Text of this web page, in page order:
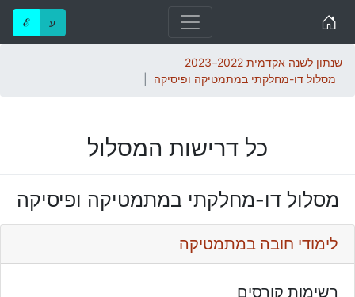
ℰ ע
שנתון לשנה אקדמית 2022–2023
מסלול דו-מחלקתי במתמטיקה ופיסיקה
כל דרישות המסלול
מסלול דו-מחלקתי במתמטיקה ופיסיקה
לימודי חובה במתמטיקה
רשימות קורסים